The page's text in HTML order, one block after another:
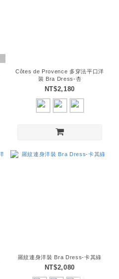
Côtes de Provence 多穿法平口洋
裝 Bra Dress-杏
NT$2,180
羅紋連身洋裝 Bra Dress-卡其綠
NT$2,080